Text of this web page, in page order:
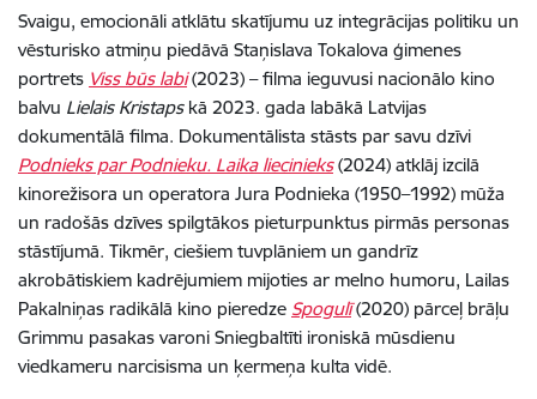
Svaigu, emocionāli atklātu skatījumu uz integrācijas politiku un
vēsturisko atmiņu piedāvā Staņislava Tokalova ģimenes
portrets Viss būs labi(2023) – filma ieguvusi nacionālo kino
balvu Lielais Kristapskā 2023. gada labākā Latvijas
dokumentālā filma. Dokumentālista stāsts par savu dzīvi
Podnieks par Podnieku. Laika liecinieks(2024) atklāj izcilā
kinorežisora un operatora Jura Podnieka (1950–1992) mūža
un radošās dzīves spilgtākos pieturpunktus pirmās personas
stāstījumā. Tikmēr, ciešiem tuvplāniem un gandrīz
akrobātiskiem kadrējumiem mijoties ar melno humoru, Lailas
Pakalniņas radikālā kino pieredze Spogulī(2020) pārceļ brāļu
Grimmu pasakas varoni Sniegbaltīti ironiskā mūsdienu
viedkameru narcisisma un ķermeņa kulta vidē.